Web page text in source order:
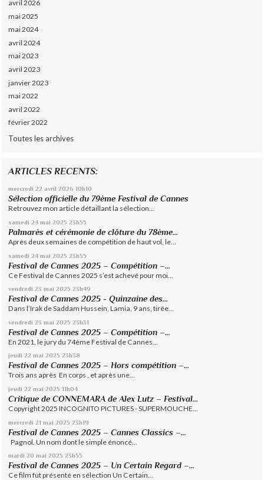
avril 2026
mai 2025
mai 2024
avril 2024
mai 2023
avril 2023
janvier 2023
mai 2022
avril 2022
février 2022
Toutes les archives
ARTICLES RECENTS:
mercredi 22 avril 2026 10h10
Sélection officielle du 79ème Festival de Cannes
Retrouvez mon article détaillant la sélection...
samedi 24 mai 2025 23h55
Palmarès et cérémonie de clôture du 78ème...
Après deux semaines de compétition de haut vol, le...
samedi 24 mai 2025 23h55
Festival de Cannes 2025 – Compétition –...
Ce Festival de Cannes 2025 s’est achevé pour moi...
vendredi 23 mai 2025 23h49
Festival de Cannes 2025 - Quinzaine des...
Dans l’Irak de Saddam Hussein, Lamia, 9 ans, tirée...
vendredi 23 mai 2025 23h31
Festival de Cannes 2025 – Compétition –...
En 2021, le jury du 74ème Festival de Cannes...
jeudi 22 mai 2025 23h38
Festival de Cannes 2025 – Hors compétition –...
Trois ans après En corps , et après une...
jeudi 22 mai 2025 11h04
Critique de CONNEMARA de Alex Lutz – Festival...
Copyright 2025 INCOGNITO PICTURES - SUPERMOUCHE...
mercredi 21 mai 2025 23h19
Festival de Cannes 2025 – Cannes Classics –...
Pagnol. Un nom dont le simple énoncé...
mardi 20 mai 2025 23h55
Festival de Cannes 2025 – Un Certain Regard –...
Ce film fut présenté en sélection Un Certain...